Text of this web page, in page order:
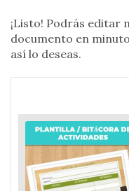
¡Listo! Podrás editar
documento en
así lo deseas.